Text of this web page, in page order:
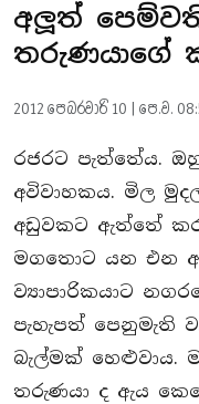
අලූත්
තරුණයාගේ
2012 පෙබරවාරි 10 | පෙ.ව.
රජරට පැත්තේය.
අවිවාහකය. මිල
අඩුවකට ඇත්තේ කර
මගතොට යන එන
ව්‍යාපාරිකයාට
පැහැපත් පෙනුමැති
බැල්මක් හෙළුවාය.
තරුණයා ද ඇය